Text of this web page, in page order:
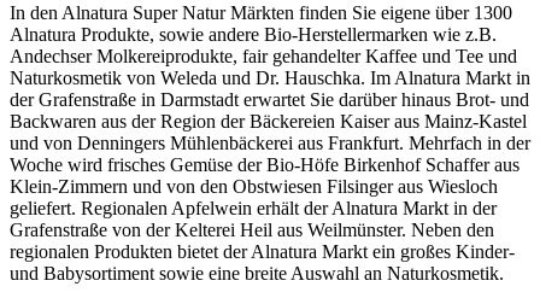
In den Alnatura Super Natur Märkten finden Sie eigene über 1300
Alnatura Produkte, sowie andere Bio-Herstellermarken wie z.B.
Andechser Molkereiprodukte, fair gehandelter Kaffee und Tee und
Naturkosmetik von Weleda und Dr. Hauschka. Im Alnatura Markt in
der Grafenstraße in Darmstadt erwartet Sie darüber hinaus Brot- und
Backwaren aus der Region der Bäckereien Kaiser aus Mainz-Kastel
und von Denningers Mühlenbäckerei aus Frankfurt. Mehrfach in der
Woche wird frisches Gemüse der Bio-Höfe Birkenhof Schaffer aus
Klein-Zimmern und von den Obstwiesen Filsinger aus Wiesloch
geliefert. Regionalen Apfelwein erhält der Alnatura Markt in der
Grafenstraße von der Kelterei Heil aus Weilmünster. Neben den
regionalen Produkten bietet der Alnatura Markt ein großes Kinder-
und Babysortiment sowie eine breite Auswahl an Naturkosmetik.